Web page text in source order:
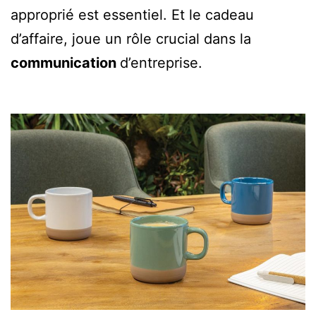
approprié est essentiel. Et le cadeau
d’affaire, joue un rôle crucial dans la
communication d’entreprise.